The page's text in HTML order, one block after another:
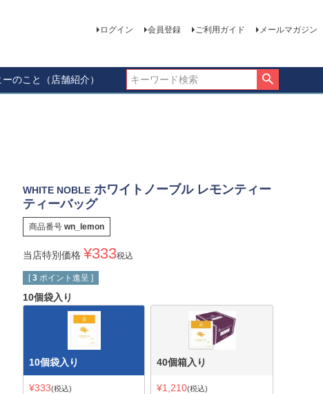
ログイン 会員登録 ご利用ガイド メールマガジン
のこと（店舗紹介）
WHITE NOBLE ホワイトノーブル レモンティー
ティーバッグ
商品番号 wn_lemon
当店特別価格 ¥333税込
[ 3 ポイント進呈 ]
10個袋入り
10個袋入り
¥333 税込
40個箱入り
¥1,210 税込